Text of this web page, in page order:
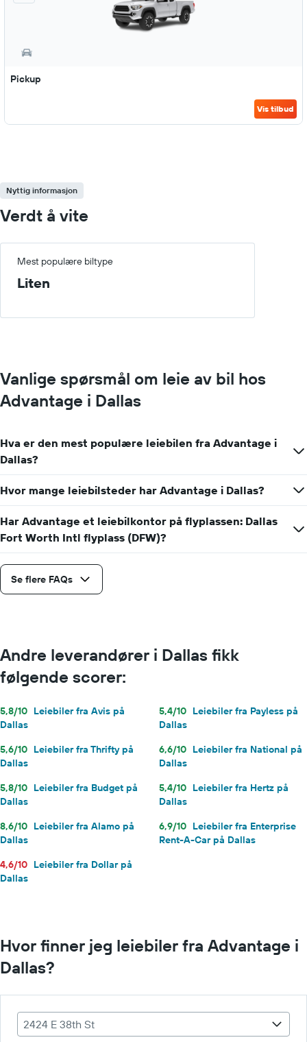
Pickup
Vis tilbud
Nyttig informasjon
Verdt å vite
Mest populære biltype
Liten
Vanlige spørsmål om leie av bil hos
Advantage i Dallas
Hva er den mest populære leiebilen fra Advantage i
Dallas?
Hvor mange leiebilsteder har Advantage i Dallas?
Har Advantage et leiebilkontor på flyplassen: Dallas
Fort Worth Intl flyplass (DFW)?
Se flere FAQs
Andre leverandører i Dallas fikk
følgende scorer:
5,8/10 Leiebiler fra Avis på
Dallas
5,4/10 Leiebiler fra Payless på
Dallas
5,6/10 Leiebiler fra Thrifty på
Dallas
6,6/10 Leiebiler fra National på
Dallas
5,8/10 Leiebiler fra Budget på
Dallas
5,4/10 Leiebiler fra Hertz på
Dallas
8,6/10 Leiebiler fra Alamo på
Dallas
6,9/10 Leiebiler fra Enterprise
Rent-A-Car på Dallas
4,6/10 Leiebiler fra Dollar på
Dallas
Hvor finner jeg leiebiler fra Advantage i
Dallas?
2424 E 38th St